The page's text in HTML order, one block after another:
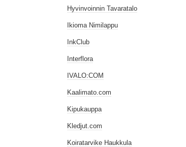
Hyvinvoinnin Tavaratalo
Ikioma Nimilappu
InkClub
Interflora
IVALO:COM
Kaalimato.com
Kipukauppa
Kledjut.com
Koiratarvike Haukkula